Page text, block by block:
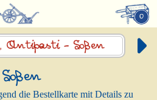
0
Antipasti - Soßen
Soßen
die Bestellkarte mit Details zu